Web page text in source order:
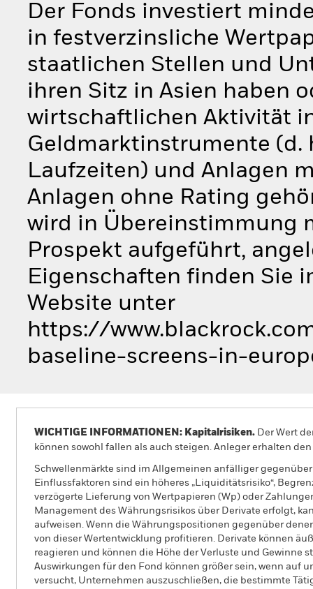
Der Fonds investiert
in festverzinsliche
staatlichen Stellen und
ihren Sitz in Asien haben
wirtschaftlichen Aktivität
Geldmarktinstrumente (d.
Laufzeiten) und Anlagen
Anlagen ohne Rating
wird in Übereinstimmung
Prospekt aufgeführt,
Eigenschaften finden Sie
Website unter
https://
baseline-screens-in-
WICHTIGE INFORMATIONEN: Kapitalrisiken. Der Wert
können sowohl fallen als auch steigen. Anleger erhalten
Schwellenmärkte sind im Allgemeinen anfälliger
Einflussfaktoren sind ein höheres „Liquiditätsrisiko“,
verzögerte Lieferung von Wertpapieren (Wp) oder
Management des Währungsrisikos über Derivate erfolgt,
aufweisen. Wenn die Währungspositionen gegenüber
von dieser Wertentwicklung profitieren. Derivate können
reagieren und können die Höhe der Verluste und Gewinne
Auswirkungen für den Fond können größer sein, wenn auf
versucht, Unternehmen auszuschließen, die bestimmte